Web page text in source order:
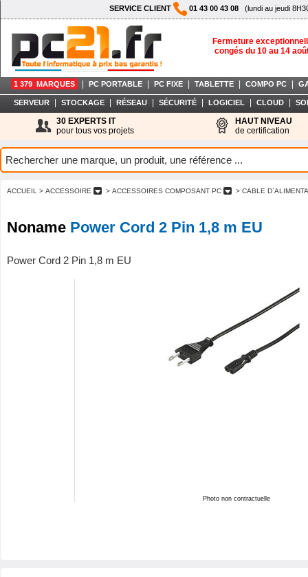
SERVICE CLIENT 01 43 00 43 08 (lundi au jeudi
Fermeture
congés du 10 au 14
1 379 MARQUES PC PORTABLE PC FIXE TABLETTE COMPO PC
SERVEUR STOCKAGE RÉSEAU SÉCURITÉ LOGICIEL CLOUD
30 EXPERTS IT
pour tous vos projets
HAUT NIVEAU
de certification
ACCUEIL > ACCESSOIRE > ACCESSOIRES COMPOSANT PC > CABLE
Noname Power Cord 2 Pin 1,8 m EU
Power Cord 2 Pin 1,8 m EU
Photo non contractuelle